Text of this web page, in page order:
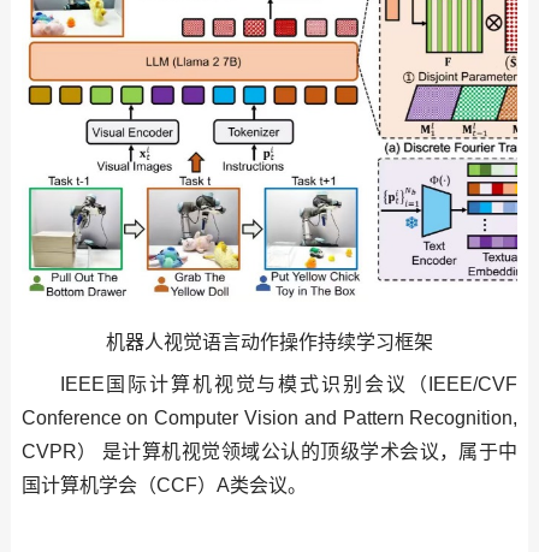
机器人视觉语言动作操作持续学习框架
IEEE国际计算机视觉与模式识别会议（IEEE/CVF
Conference on Computer Vision and Pattern Recognition,
CVPR） 是计算机视觉领域公认的顶级学术会议，属于中
国计算机学会（CCF）A类会议。